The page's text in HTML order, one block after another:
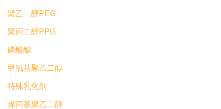
聚乙二醇PEG
聚丙二醇PPG
磷酸酯
甲氧基聚乙二醇
特殊乳化剂
烯丙基聚乙二醇